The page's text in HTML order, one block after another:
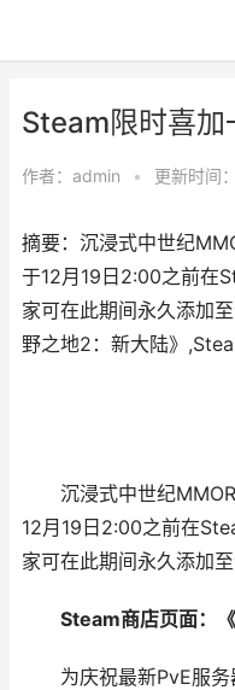
Steam限时喜加
作者： admin • 更新时间
摘要：沉浸式中世纪
于12月19日2:00之前在
家可在此期间永久添加
野之地2：新大陆》
沉浸式中世纪
12月19日2:00之前在
家可在此期间永久添加至
Steam商店页面：
为庆祝最新PvE服